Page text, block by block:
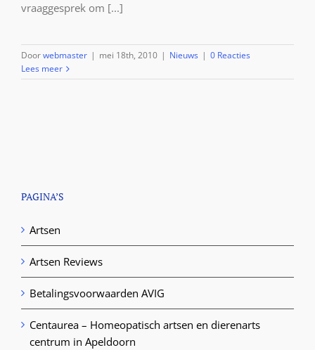
vraaggesprek om [...]
Doorwebmaster | mei 18th, 2010 | Nieuws | 0 Reacties
Lees meer
PAGINA’S
Artsen
Artsen Reviews
Betalingsvoorwaarden AVIG
Centaurea – Homeopatisch artsen en dierenarts
centrum in Apeldoorn